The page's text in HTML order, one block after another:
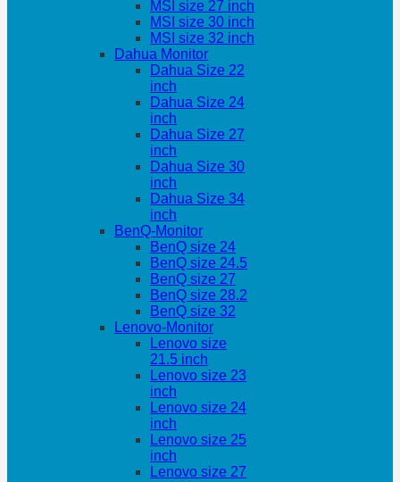
MSI size 27 inch
MSI size 30 inch
MSI size 32 inch
Dahua Monitor
Dahua Size 22
inch
Dahua Size 24
inch
Dahua Size 27
inch
Dahua Size 30
inch
Dahua Size 34
inch
BenQ-Monitor
BenQ size 24
BenQ size 24.5
BenQ size 27
BenQ size 28.2
BenQ size 32
Lenovo-Monitor
Lenovo size
21.5 inch
Lenovo size 23
inch
Lenovo size 24
inch
Lenovo size 25
inch
Lenovo size 27